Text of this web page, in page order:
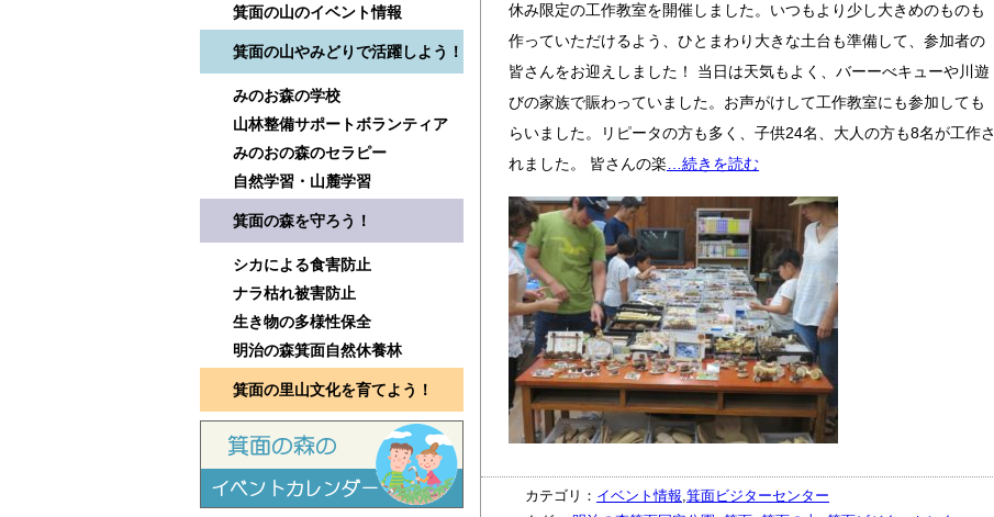
箕面の山のイベント情報
箕面の山やみどりで活躍しよう！
みのお森の学校
山林整備サポートボランティア
みのおの森のセラピー
自然学習・山麓学習
箕面の森を守ろう！
シカによる食害防止
ナラ枯れ被害防止
生き物の多様性保全
明治の森箕面自然休養林
箕面の里山文化を育てよう！
休み限定の工作教室を開催しました。いつもより少し大きめのものも
作っていただけるよう、ひとまわり大きな土台も準備して、参加者の
皆さんをお迎えしました！ 当日は天気もよく、バーーべキューや川遊
びの家族で賑わっていました。お声がけして工作教室にも参加しても
らいました。リピータの方も多く、子供24名、大人の方も8名が工作さ
れました。 皆さんの楽 …続きを読む
カテゴリ： イベント情報 箕面ビジターセンター